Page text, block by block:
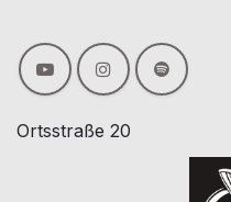
Ortsstraße 20